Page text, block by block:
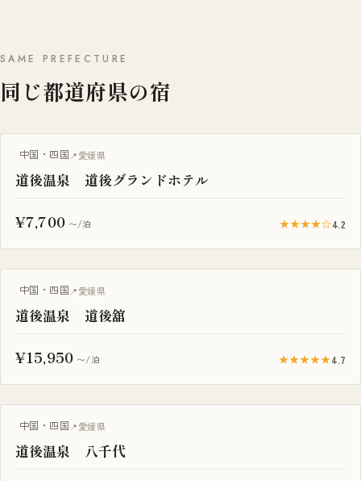
SAME PREFECTURE
同じ都道府県の宿
中国・四国 愛媛県
道後温泉 道後グランドホテル
¥7,700 〜/泊 ★★★★☆4.2
中国・四国 愛媛県
道後温泉 道後舘
¥15,950 〜/泊 ★★★★★4.7
露天風呂付き客室
中国・四国 愛媛県
道後温泉 八千代